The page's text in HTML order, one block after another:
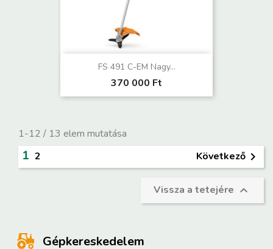
FS 491 C-EM Nagy...
370 000 Ft
1-12 / 13 elem mutatása
1 2 Következő 
Vissza a tetejére 
Gépkereskedelem